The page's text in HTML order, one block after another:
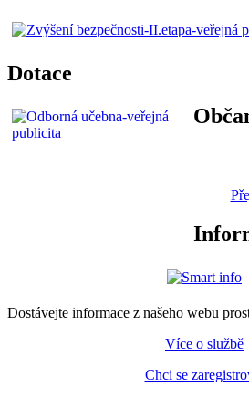
Dotace
Dostávejte informace z našeho webu
Více o službě
Chci se